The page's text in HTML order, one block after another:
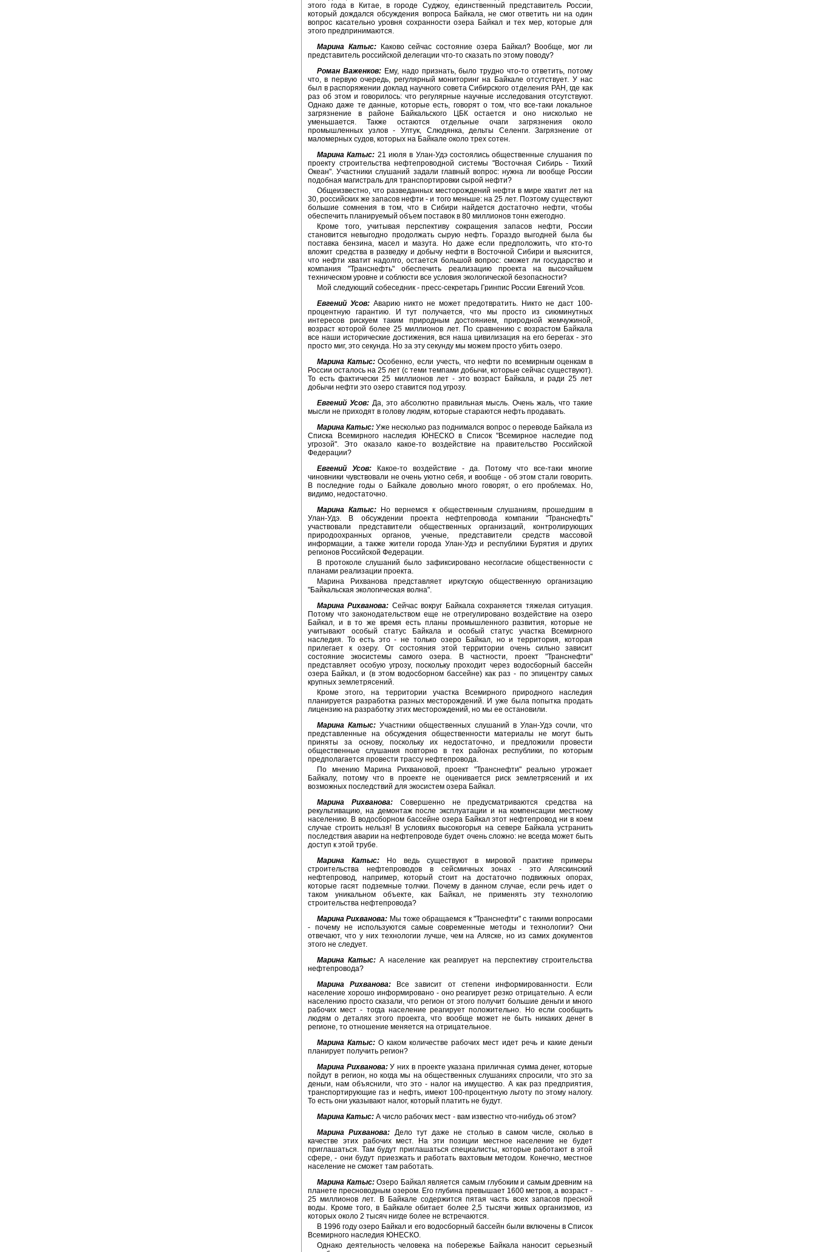
этого года в Китае, в городе Суджоу, единственный представитель России,
который дождался обсуждения вопроса Байкала, не смог ответить ни на один
вопрос касательно уровня сохранности озера Байкал и тех мер, которые для
этого предпринимаются.
Марина Катыс:Каково сейчас состояние озера Байкал? Вообще, мог ли
представитель российской делегации что-то сказать по этому поводу?
Роман Важенков:Ему, надо признать, было трудно что-то ответить, потому
что, в первую очередь, регулярный мониторинг на Байкале отсутствует. У нас
был в распоряжении доклад научного совета Сибирского отделения РАН, где как
раз об этом и говорилось: что регулярные научные исследования отсутствуют.
Однако даже те данные, которые есть, говорят о том, что все-таки локальное
загрязнение в районе Байкальского ЦБК остается и оно нисколько не
уменьшается. Также остаются отдельные очаги загрязнения около
промышленных узлов - Ултук, Слюдянка, дельты Селенги. Загрязнение от
маломерных судов, которых на Байкале около трех сотен.
Марина Катыс: 21 июля в Улан-Удэ состоялись общественные слушания по
проекту строительства нефтепроводной системы "Восточная Сибирь - Тихий
Океан". Участники слушаний задали главный вопрос: нужна ли вообще России
подобная магистраль для транспортировки сырой нефти?
Общеизвестно, что разведанных месторождений нефти в мире хватит лет на
30, российских же запасов нефти - и того меньше: на 25 лет. Поэтому существуют
большие сомнения в том, что в Сибири найдется достаточно нефти, чтобы
обеспечить планируемый объем поставок в 80 миллионов тонн ежегодно.
Кроме того, учитывая перспективу сокращения запасов нефти, России
становится невыгодно продолжать сырую нефть. Гораздо выгодней была бы
поставка бензина, масел и мазута. Но даже если предположить, что кто-то
вложит средства в разведку и добычу нефти в Восточной Сибири и выяснится,
что нефти хватит надолго, остается большой вопрос: сможет ли государство и
компания "Транснефть" обеспечить реализацию проекта на высочайшем
техническом уровне и соблюсти все условия экологической безопасности?
Мой следующий собеседник - пресс-секретарь Гринпис России Евгений Усов.
Евгений Усов:Аварию никто не может предотвратить. Никто не даст 100-
процентную гарантию. И тут получается, что мы просто из сиюминутных
интересов рискуем таким природным достоянием, природной жемчужиной,
возраст которой более 25 миллионов лет. По сравнению с возрастом Байкала
все наши исторические достижения, вся наша цивилизация на его берегах - это
просто миг, это секунда. Но за эту секунду мы можем просто убить озеро.
Марина Катыс:Особенно, если учесть, что нефти по всемирным оценкам в
России осталось на 25 лет (с теми темпами добычи, которые сейчас существуют).
То есть фактически 25 миллионов лет - это возраст Байкала, и ради 25 лет
добычи нефти это озеро ставится под угрозу.
Евгений Усов:Да, это абсолютно правильная мысль. Очень жаль, что такие
мысли не приходят в голову людям, которые стараются нефть продавать.
Марина Катыс: Уже несколько раз поднимался вопрос о переводе Байкала из
Списка Всемирного наследия ЮНЕСКО в Список "Всемирное наследие под
угрозой". Это оказало какое-то воздействие на правительство Российской
Федерации?
Евгений Усов:Какое-то воздействие - да. Потому что все-таки многие
чиновники чувствовали не очень уютно себя, и вообще - об этом стали говорить.
В последние годы о Байкале довольно много говорят, о его проблемах. Но,
видимо, недостаточно.
Марина Катыс: Но вернемся к общественным слушаниям, прошедшим в
Улан-Удэ. В обсуждении проекта нефтепровода компании "Транснефть"
участвовали представители общественных организаций, контролирующих
природоохранных органов, ученые, представители средств массовой
информации, а также жители города Улан-Удэ и республики Бурятия и других
регионов Российской Федерации.
В протоколе слушаний было зафиксировано несогласие общественности с
планами реализации проекта.
Марина Рихванова представляет иркутскую общественную организацию
"Байкальская экологическая волна".
Марина Рихванова: Сейчас вокруг Байкала сохраняется тяжелая ситуация.
Потому что законодательством еще не отрегулировано воздействие на озеро
Байкал, и в то же время есть планы промышленного развития, которые не
учитывают особый статус Байкала и особый статус участка Всемирного
наследия. То есть это - не только озеро Байкал, но и территория, которая
прилегает к озеру. От состояния этой территории очень сильно зависит
состояние экосистемы самого озера. В частности, проект "Транснефти"
представляет особую угрозу, поскольку проходит через водосборный бассейн
озера Байкал, и (в этом водосборном бассейне) как раз - по эпицентру самых
крупных землетрясений.
Кроме этого, на территории участка Всемирного природного наследия
планируется разработка разных месторождений. И уже была попытка продать
лицензию на разработку этих месторождений, но мы ее остановили.
Марина Катыс: Участники общественных слушаний в Улан-Удэ сочли, что
представленные на обсуждения общественности материалы не могут быть
приняты за основу, поскольку их недостаточно, и предложили провести
общественные слушания повторно в тех районах республики, по которым
предполагается провести трассу нефтепровода.
По мнению Марина Рихвановой, проект "Транснефти" реально угрожает
Байкалу, потому что в проекте не оценивается риск землетрясений и их
возможных последствий для экосистем озера Байкал.
Марина Рихванова:Совершенно не предусматриваются средства на
рекультивацию, на демонтаж после эксплуатации и на компенсации местному
населению. В водосборном бассейне озера Байкал этот нефтепровод ни в коем
случае строить нельзя! В условиях высокогорья на севере Байкала устранить
последствия аварии на нефтепроводе будет очень сложно: не всегда может быть
доступ к этой трубе.
Марина Катыс:Но ведь существуют в мировой практике примеры
строительства нефтепроводов в сейсмичных зонах - это Аляскинский
нефтепровод, например, который стоит на достаточно подвижных опорах,
которые гасят подземные толчки. Почему в данном случае, если речь идет о
таком уникальном объекте, как Байкал, не применять эту технологию
строительства нефтепровода?
Марина Рихванова: Мы тоже обращаемся к "Транснефти" с такими вопросами
- почему не используются самые современные методы и технологии? Они
отвечают, что у них технологии лучше, чем на Аляске, но из самих документов
этого не следует.
Марина Катыс: А население как реагирует на перспективу строительства
нефтепровода?
Марина Рихванова: Все зависит от степени информированности. Если
население хорошо информировано - оно реагирует резко отрицательно. А если
населению просто сказали, что регион от этого получит большие деньги и много
рабочих мест - тогда население реагирует положительно. Но если сообщить
людям о деталях этого проекта, что вообще может не быть никаких денег в
регионе, то отношение меняется на отрицательное.
Марина Катыс: О каком количестве рабочих мест идет речь и какие деньги
планирует получить регион?
Марина Рихванова:У них в проекте указана приличная сумма денег, которые
пойдут в регион, но когда мы на общественных слушаниях спросили, что это за
деньги, нам объяснили, что это - налог на имущество. А как раз предприятия,
транспортирующие газ и нефть, имеют 100-процентную льготу по этому налогу.
То есть они указывают налог, который платить не будут.
Марина Катыс: А число рабочих мест - вам известно что-нибудь об этом?
Марина Рихванова: Дело тут даже не столько в самом числе, сколько в
качестве этих рабочих мест. На эти позиции местное население не будет
приглашаться. Там будут приглашаться специалисты, которые работают в этой
сфере, - они будут приезжать и работать вахтовым методом. Конечно, местное
население не сможет там работать.
Марина Катыс:Озеро Байкал является самым глубоким и самым древним на
планете пресноводным озером. Его глубина превышает 1600 метров, а возраст -
25 миллионов лет. В Байкале содержится пятая часть всех запасов пресной
воды. Кроме того, в Байкале обитает более 2,5 тысячи живых организмов, из
которых около 2 тысяч нигде более не встречаются.
В 1996 году озеро Байкал и его водосборный бассейн были включены в Список
Всемирного наследия ЮНЕСКО.
Однако деятельность человека на побережье Байкала наносит серьезный